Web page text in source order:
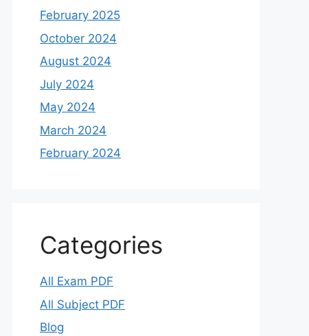
February 2025
October 2024
August 2024
July 2024
May 2024
March 2024
February 2024
Categories
All Exam PDF
All Subject PDF
Blog